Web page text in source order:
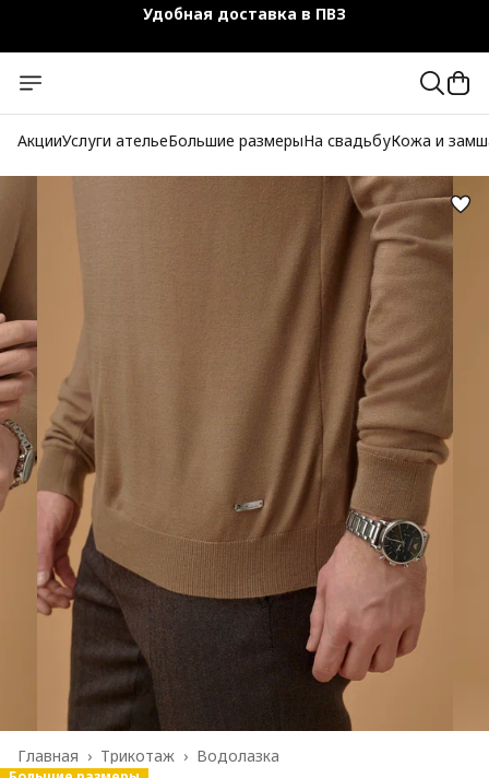
Чехол-кофр в подарок
Бесплатная доставка при заказе от 10 000 руб.
АкцииУслуги ательеБольшие размерыНа свадьбуКожа и
Водолазка
Трикотаж ›
Главная ›